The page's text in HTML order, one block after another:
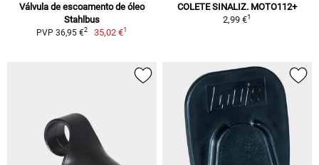
Válvula de escoamento de óleo
Stahlbus
PVP 36,95 €2 35,02 €1
COLETE SINALIZ. MOTO112+
2,99 €1